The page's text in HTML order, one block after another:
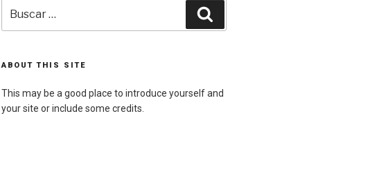
por:
ABOUT THIS SITE
This may be a good place to introduce yourself and
your site or include some credits.